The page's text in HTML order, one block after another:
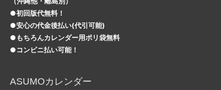
●初回版代無料！
●安心の代金後払い(代引可能)
●もちろんカレンダー用ポリ袋無料
●コンビニ払い可能！
ASUMOカレンダー